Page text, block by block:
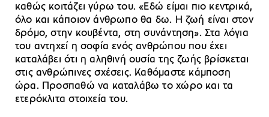
καθώς κοιτάζει γύρω του. «Εδώ είμαι πιο κεντρικά,
όλο και κάποιον άνθρωπο θα δω. Η ζωή είναι στον
δρόμο, στην κουβέντα, στη συνάντηση». Στα λόγια
του αντηχεί η σοφία ενός ανθρώπου που έχει
καταλάβει ότι η αληθινή ουσία της ζωής βρίσκεται
στις ανθρώπινες σχέσεις. Καθόμαστε κάμποση
ώρα. Προσπαθώ να καταλάβω το χώρο και τα
ετερόκλιτα στοιχεία του.